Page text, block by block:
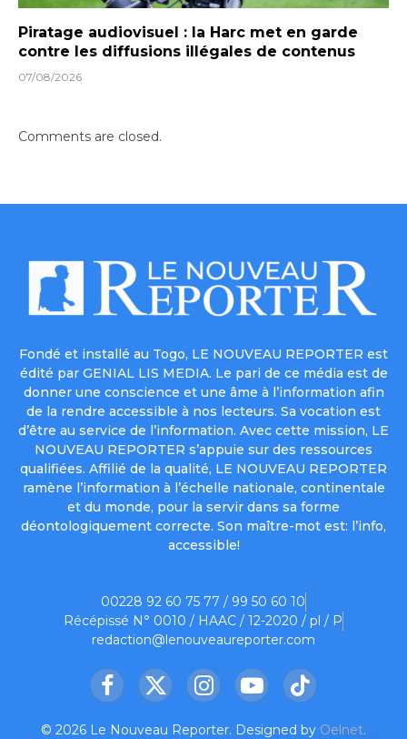
Piratage audiovisuel : la Harc met en garde
contre les diffusions illégales de contenus
07/08/2026
Comments are closed.
Fondé et installé au Togo, LE NOUVEAU REPORTER est
édité par GENIAL LIS MEDIA. Le pari de ce média est de
donner une conscience et une âme à l’information afin
de la rendre accessible à nos lecteurs. Sa vocation est
d’être au service de l’information. Avec cette mission, LE
NOUVEAU REPORTER s’appuie sur des ressources
qualifiées. Affilié de la qualité, LE NOUVEAU REPORTER
ramène l’information à l’échelle nationale, continentale
et du monde, pour la servir dans sa forme
déontologiquement correcte. Son maître-mot est: l’info,
accessible!
00228 92 60 75 77 / 99 50 60 10
Récépissé N° 0010 / HAAC / 12-2020 / pl / P
redaction@lenouveaureporter.com
Facebook
X
InstagramYouTubeTikTok
© 2026 Le Nouveau Reporter. Designed by Oelnet.